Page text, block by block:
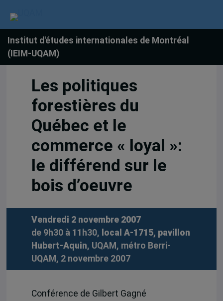
Institut d'études internationales de Montréal
(IEIM-UQAM)
Les politiques
forestières du
Québec et le
commerce « loyal »:
le différend sur le
bois d’oeuvre
Vendredi 2 novembre 2007
de 9h30 à 11h30, local A-1715, pavillon
Hubert-Aquin, UQAM, métro Berri-
UQAM, 2 novembre 2007
Conférence de Gilbert Gagné